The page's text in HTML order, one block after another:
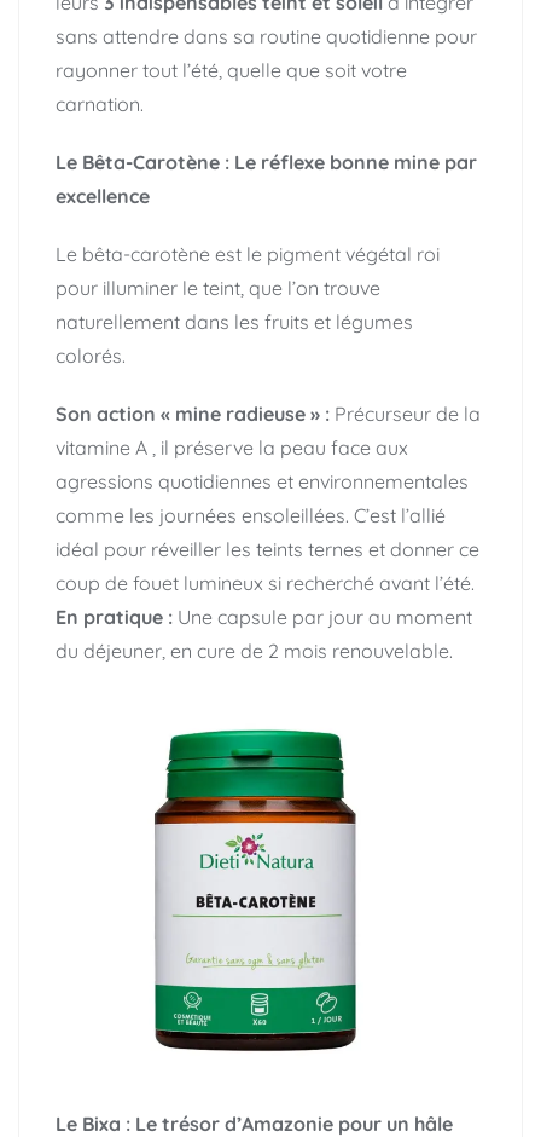
sans attendre dans sa routine quotidienne pour
rayonner tout l’été, quelle que soit votre
carnation.
Le Bêta-Carotène : Le réflexe bonne mine par
excellence
Le bêta-carotène est le pigment végétal roi
pour illuminer le teint, que l’on trouve
naturellement dans les fruits et légumes
colorés.
Son action « mine radieuse » : Précurseur de la
vitamine A , il préserve la peau face aux
agressions quotidiennes et environnementales
comme les journées ensoleillées. C’est l’allié
idéal pour réveiller les teints ternes et donner ce
coup de fouet lumineux si recherché avant l’été.
En pratique : Une capsule par jour au moment
du déjeuner, en cure de 2 mois renouvelable.
Le Bixa : Le trésor d’Amazonie pour un hâle